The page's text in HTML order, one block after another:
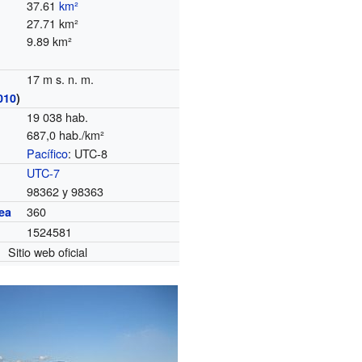
37.61km²
27.71 km²
9.89 km²
17 m s. n. m.
)
19 038 hab.
687,0 hab./km²
Pacífico: UTC-8
UTC-7
98362 y 98363
360
1524581
Sitio web oficial